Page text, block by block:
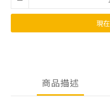
現
商品描述